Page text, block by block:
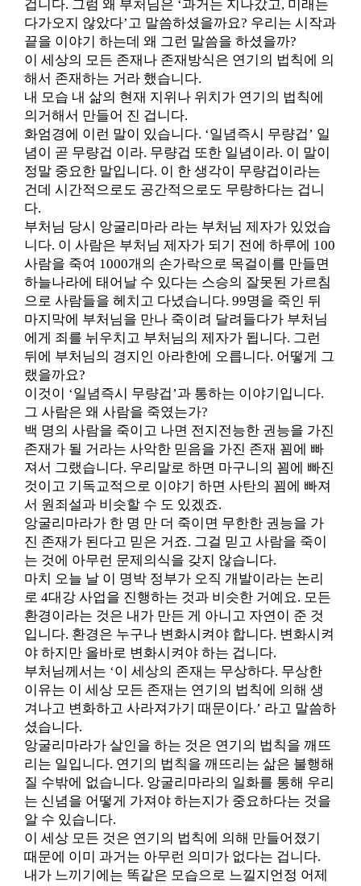
겁니다. 그럼 왜 부처님은 ‘과거는 지나갔고, 미래는
다가오지 않았다’고 말씀하셨을까요? 우리는 시작과
끝을 이야기 하는데 왜 그런 말씀을 하셨을까?
이 세상의 모든 존재나 존재방식은 연기의 법칙에 의
해서 존재하는 거라 했습니다.
내 모습 내 삶의 현재 지위나 위치가 연기의 법칙에
의거해서 만들어 진 겁니다.
화엄경에 이런 말이 있습니다. ‘일념즉시 무량겁’ 일
념이 곧 무량겁 이라. 무량겁 또한 일념이라. 이 말이
정말 중요한 말입니다. 이 한 생각이 무량겁이라는
건데 시간적으로도 공간적으로도 무량하다는 겁니
다.
부처님 당시 앙굴리마라 라는 부처님 제자가 있었습
니다. 이 사람은 부처님 제자가 되기 전에 하루에 100
사람을 죽여 1000개의 손가락으로 목걸이를 만들면
하늘나라에 태어날 수 있다는 스승의 잘못된 가르침
으로 사람들을 헤치고 다녔습니다. 99명을 죽인 뒤
마지막에 부처님을 만나 죽이려 달려들다가 부처님
에게 죄를 뉘우치고 부처님의 제자가 됩니다. 그런
뒤에 부처님의 경지인 아라한에 오릅니다. 어떻게 그
랬을까요?
이것이 ‘일념즉시 무량겁’과 통하는 이야기입니다.
그 사람은 왜 사람을 죽였는가?
백 명의 사람을 죽이고 나면 전지전능한 권능을 가진
존재가 될 거라는 사악한 믿음을 가진 존재 꾐에 빠
져서 그랬습니다. 우리말로 하면 마구니의 꾐에 빠진
것이고 기독교적으로 이야기 하면 사탄의 꾐에 빠져
서 원죄설과 비슷할 수 도 있겠죠.
앙굴리마라가 한 명 만 더 죽이면 무한한 권능을 가
진 존재가 된다고 믿은 거죠. 그걸 믿고 사람을 죽이
는 것에 아무런 문제의식을 갖지 않습니다.
마치 오늘 날 이 명박 정부가 오직 개발이라는 논리
로 4대강 사업을 진행하는 것과 비슷한 거예요. 모든
환경이라는 것은 내가 만든 게 아니고 자연이 준 것
입니다. 환경은 누구나 변화시켜야 합니다. 변화시켜
야 하지만 올바로 변화시켜야 하는 겁니다.
부처님께서는 ‘이 세상의 존재는 무상하다. 무상한
이유는 이 세상 모든 존재는 연기의 법칙에 의해 생
겨나고 변화하고 사라져가기 때문이다.’ 라고 말씀하
셨습니다.
앙굴리마라가 살인을 하는 것은 연기의 법칙을 깨뜨
리는 일입니다. 연기의 법칙을 깨뜨리는 삶은 불행해
질 수밖에 없습니다. 앙굴리마라의 일화를 통해 우리
는 신념을 어떻게 가져야 하는지가 중요하다는 것을
알 수 있습니다.
이 세상 모든 것은 연기의 법칙에 의해 만들어졌기
때문에 이미 과거는 아무런 의미가 없다는 겁니다.
내가 느끼기에는 똑같은 모습으로 느낄지언정 어제